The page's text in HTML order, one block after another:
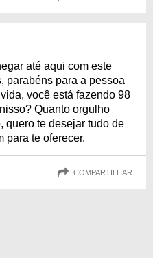
até aqui com este
parabéns para a pessoa
você está fazendo 98
Quanto orgulho
quero te desejar tudo de
para te oferecer.
COMPARTILHAR